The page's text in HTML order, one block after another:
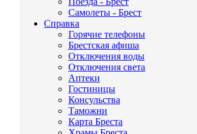
Самолеты - Брест
Справка
Горячие телефоны
Брестская афиша
Отключения воды
Отключения света
Аптеки
Гостиницы
Консульства
Таможни
Карта Бреста